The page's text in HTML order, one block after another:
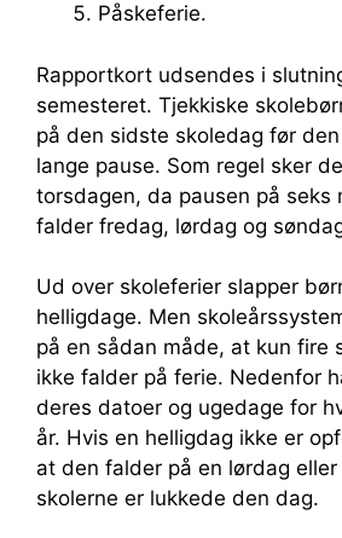
påskeferie.
Rapportkort udsendes i
semesteret. Tjekkiske
på den sidste skoledag før
lange pause. Som regel sker
torsdagen, da pausen på seks
falder fredag, lørdag og
Ud over skoleferier slapper
helligdage. Men
på en sådan måde, at kun fire
ikke falder på ferie. Nedenfor
deres datoer og ugedage for
år. Hvis en helligdag ikke er
at den falder på en lørdag
skolerne er lukkede den dag.